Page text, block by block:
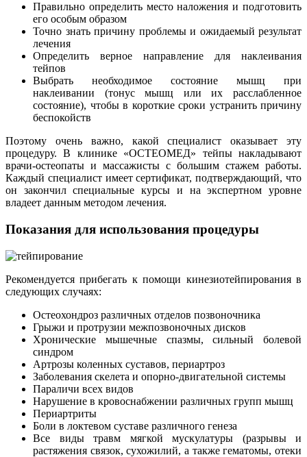
Правильно определить место наложения и подготовить
его особым образом
Точно знать причину проблемы и ожидаемый результат
лечения
Определить верное направление для наклеивания
тейпов
Выбрать необходимое состояние мышц при
наклеивании (тонус мышц или их расслабленное
состояние), чтобы в короткие сроки устранить причину
беспокойств
Поэтому очень важно, какой специалист оказывает эту
процедуру. В клинике «ОСТЕОМЕД» тейпы накладывают
врачи-остеопаты и массажисты с большим стажем работы.
Каждый специалист имеет сертификат, подтверждающий, что
он закончил специальные курсы и на экспертном уровне
владеет данным методом лечения.
Показания для использования процедуры
Рекомендуется прибегать к помощи кинезиотейпирования в
следующих случаях:
Остеохондроз различных отделов позвоночника
Грыжи и протрузии межпозвоночных дисков
Хронические мышечные спазмы, сильный болевой
синдром
Артрозы коленных суставов, периартроз
Заболевания скелета и опорно-двигательной системы
Параличи всех видов
Нарушение в кровоснабжении различных групп мышц
Периартриты
Боли в локтевом суставе различного генеза
Все виды травм мягкой мускулатуры (разрывы и
растяжения связок, сухожилий, а также гематомы, отеки